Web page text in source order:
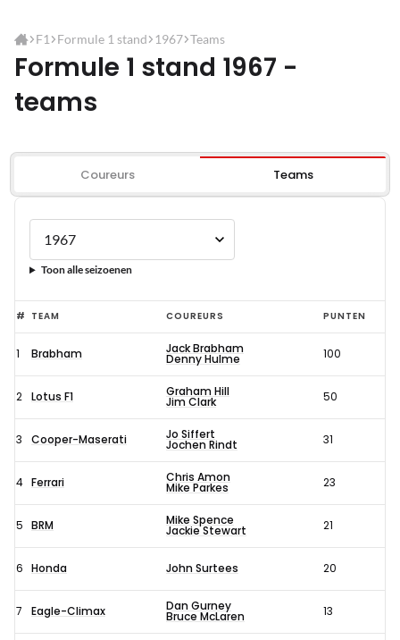
F1 Formule 1 stand 1967 Teams
Formule 1 stand 1967 -
teams
Coureurs Teams
Toon alle seizoenen
# TEAM COUREURS PUNTEN
1 Brabham Jack Brabham
Denny Hulme 100
2 Lotus F1 Graham Hill
Jim Clark 50
3 Cooper-Maserati Jo Siffert
Jochen Rindt 31
4 Ferrari Chris Amon
Mike Parkes 23
5 BRM Mike Spence
Jackie Stewart 21
6 Honda John Surtees 20
7 Eagle-Climax Dan Gurney
Bruce McLaren 13